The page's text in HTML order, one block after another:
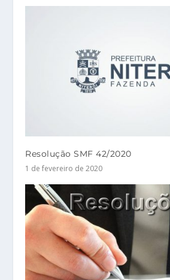
Resolução SMF 42/2020
1 de fevereiro de 2020